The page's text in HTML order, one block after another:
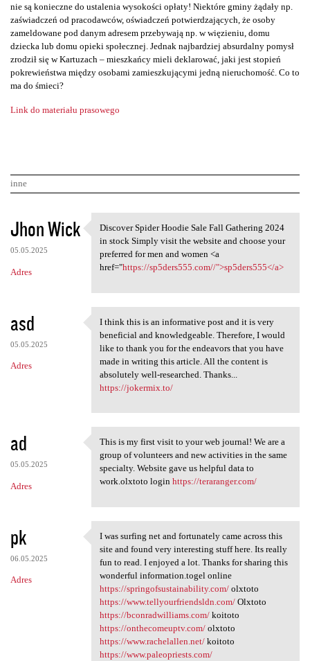
nie są konieczne do ustalenia wysokości opłaty! Niektóre gminy żądały np.
zaświadczeń od pracodawców, oświadczeń potwierdzających, że osoby
zameldowane pod danym adresem przebywają np. w więzieniu, domu
dziecka lub domu opieki społecznej. Jednak najbardziej absurdalny pomysł
zrodził się w Kartuzach – mieszkańcy mieli deklarować, jaki jest stopień
pokrewieństwa między osobami zamieszkującymi jedną nieruchomość. Co to
ma do śmieci?
Link do materiału prasowego
inne
K
o
m
e
t
a
r
Jhon Wick
05.05.2025
Adres
Discover Spider Hoodie Sale
Discover Spider Hoodie Sale Fall Gathering 2024
in stock Simply visit the website and choose your
preferred for men and women <a
href="https://sp5ders555.com//">sp5ders555</a>
asd
05.05.2025
Adres
I think this is an
I think this is an informative post and it is very
beneficial and knowledgeable. Therefore, I would
like to thank you for the endeavors that you have
made in writing this article. All the content is
absolutely well-researched. Thanks...
https://jokermix.to/
ad
05.05.2025
Adres
This is my first visit to
This is my first visit to your web journal! We are a
group of volunteers and new activities in the same
specialty. Website gave us helpful data to
work.olxtoto login https://teraranger.com/
pk
06.05.2025
Adres
I was surfing net and
I was surfing net and fortunately came across this
site and found very interesting stuff here. Its really
fun to read. I enjoyed a lot. Thanks for sharing this
wonderful information.togel online
https://springofsustainability.com/olxtoto
https://www.tellyourfriendsldn.com/Olxtoto
https://bconradwilliams.com/koitoto
https://onthecomeuptv.com/olxtoto
https://www.rachelallen.net/koitoto
https://www.paleopriests.com/